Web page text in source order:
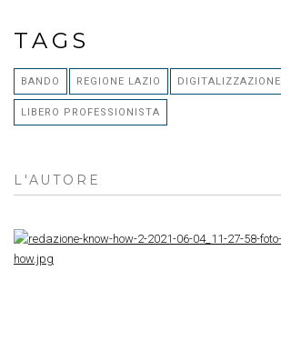
TAGS
BANDO REGIONE LAZIO DIGITALIZZAZIONE
LIBERO PROFESSIONISTA
L'AUTORE